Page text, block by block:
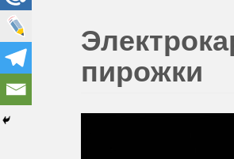
пирожки